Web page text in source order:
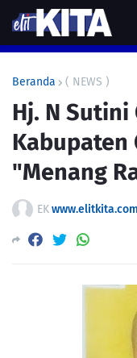
Beranda ( NEWS )
Hj. N Sutini
Kabupaten
"Menang
EKwww.elitkita.com